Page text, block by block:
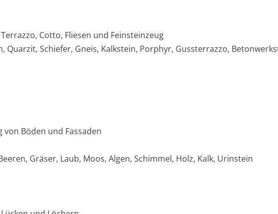
Cotto, Fliesen und Feinsteinzeug
Quarzit, Schiefer, Gneis, Kalkstein, Porphyr, Gussterrazzo,
Böden und Fassaden
Gräser, Laub, Moos, Algen, Schimmel, Holz, Kalk, Urinstein